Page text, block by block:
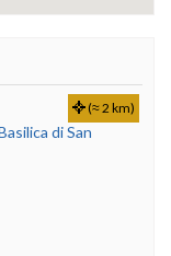
di San
(≈ 2 km)